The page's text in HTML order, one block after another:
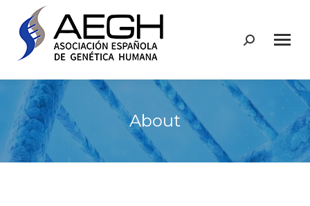
Buscar:
About